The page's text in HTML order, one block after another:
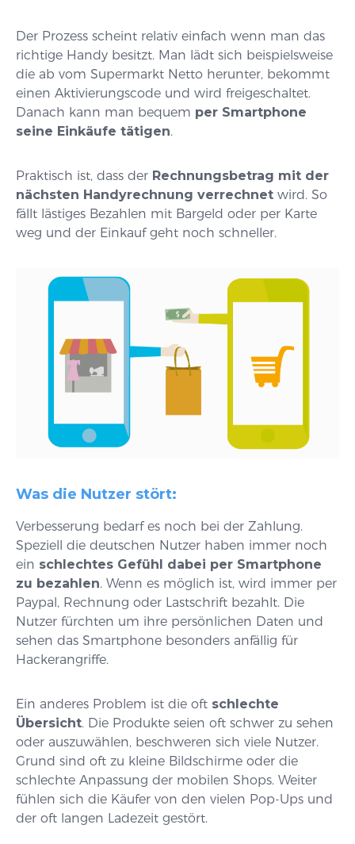
Der Prozess scheint relativ einfach wenn man das
richtige Handy besitzt. Man lädt sich beispielsweise
die ab vom Supermarkt Netto herunter, bekommt
einen Aktivierungscode und wird freigeschaltet.
Danach kann man bequem per Smartphone
seine Einkäufe tätigen.
Praktisch ist, dass der Rechnungsbetrag mit der
nächsten Handyrechnung verrechnet wird. So
fällt lästiges Bezahlen mit Bargeld oder per Karte
weg und der Einkauf geht noch schneller.
Was die Nutzer stört:
Verbesserung bedarf es noch bei der Zahlung.
Speziell die deutschen Nutzer haben immer noch
ein schlechtes Gefühl dabei per Smartphone
zu bezahlen. Wenn es möglich ist, wird immer per
Paypal, Rechnung oder Lastschrift bezahlt. Die
Nutzer fürchten um ihre persönlichen Daten und
sehen das Smartphone besonders anfällig für
Hackerangriffe.
Ein anderes Problem ist die oft schlechte
Übersicht. Die Produkte seien oft schwer zu sehen
oder auszuwählen, beschweren sich viele Nutzer.
Grund sind oft zu kleine Bildschirme oder die
schlechte Anpassung der mobilen Shops. Weiter
fühlen sich die Käufer von den vielen Pop-Ups und
der oft langen Ladezeit gestört.